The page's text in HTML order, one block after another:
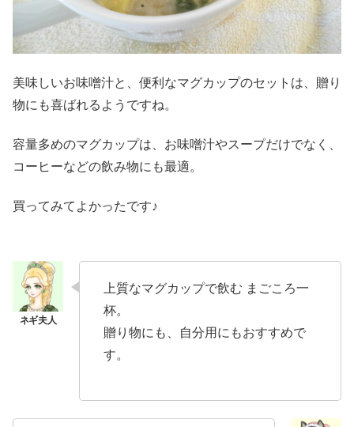
美味しいお味噌汁と、便利なマグカップのセットは、贈り
物にも喜ばれるようですね。
容量多めのマグカップは、お味噌汁やスープだけでなく、
コーヒーなどの飲み物にも最適。
買ってみてよかったです♪
上質なマグカップで飲む まごころ一
杯。
贈り物にも、自分用にもおすすめで
す。